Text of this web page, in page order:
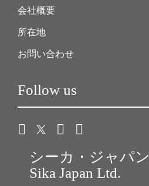
会社概要
所在地
お問い合わせ
Follow us
シーカ・ジャパ
Sika Japan Ltd.